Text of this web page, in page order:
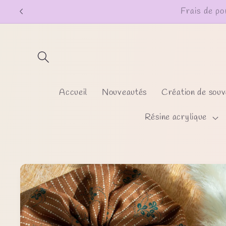
passer
au
Accueil Nouveautés Création de
Résine acrylique
Passer aux
informations
produits